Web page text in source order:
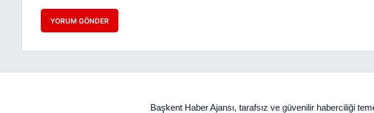
YORUM GÖNDER
Başkent Haber Ajansı, tarafsız ve güvenilir haberciliği